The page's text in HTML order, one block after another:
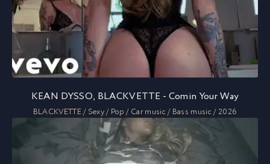
KEAN DYSSO, BLACKVETTE - Comin Your Way
BLACKVETTE / Sexy / Pop / Car music / Bass music / 2026